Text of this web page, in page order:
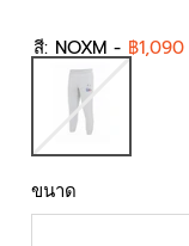
สี: NOXM - ฿1,090
ขนาด